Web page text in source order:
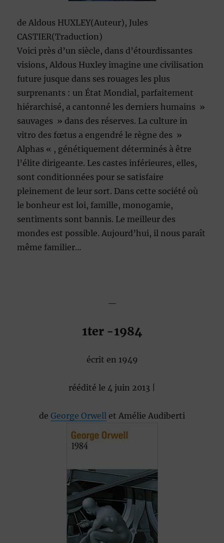
deAldous HUXLEY(Auteur), Jules
CASTIER(Traduction)
Voici près d’un siècle, dans d’étourdissantes
visions, Aldous Huxley imagine une civilisation
future jusque dans ses rouages les plus
surprenants : un État Mondial, parfaitement
hiérarchisé, a cantonné les derniers humains »
sauvages » dans des réserves. La culture in
vitro des fœtus a engendré le règne des »
Alphas « , génétiquement déterminés à être
l’élite dirigeante. Les castes inférieures, elles,
sont conditionnées pour se satisfaire
pleinement de leur sort. Dans cette société où
le bonheur est loi, famille, monogamie,
sentiments sont bannis. Le meilleur des
mondes est possible. Aujourd’hui, il nous paraît
même familier…
—
1ter -1984
écrit en 1949
réédité le 4 juin 2013
de George Orwell et Amélie Audiberti